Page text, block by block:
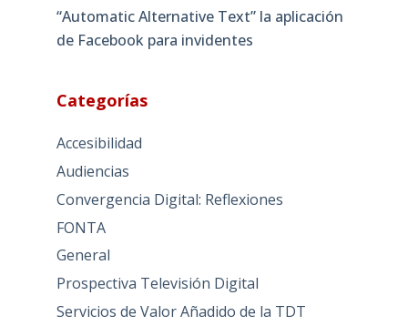
“Automatic Alternative Text” la aplicación
de Facebook para invidentes
Categorías
Accesibilidad
Audiencias
Convergencia Digital: Reflexiones
FONTA
General
Prospectiva Televisión Digital
Servicios de Valor Añadido de la TDT